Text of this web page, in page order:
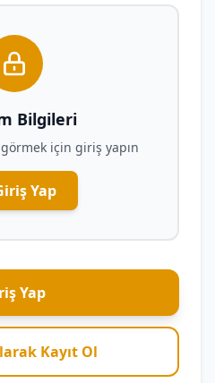
Bilgileri
için giriş yapın
Yap
Yap
Kayıt Ol